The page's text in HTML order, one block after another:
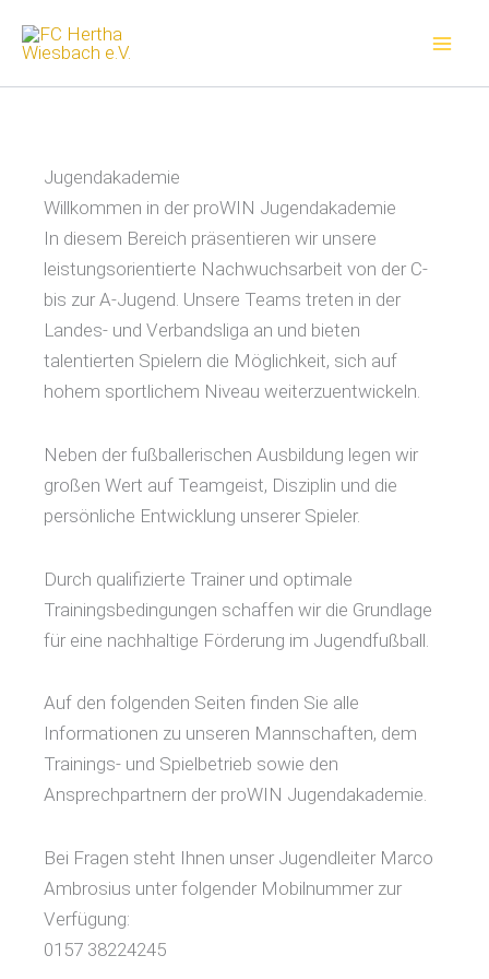
Inhalt
Jugendakademie
Willkommen in der proWIN Jugendakademie
In diesem Bereich präsentieren wir unsere
leistungsorientierte Nachwuchsarbeit von der C-
bis zur A-Jugend. Unsere Teams treten in der
Landes- und Verbandsliga an und bieten
talentierten Spielern die Möglichkeit, sich auf
hohem sportlichem Niveau weiterzuentwickeln.
Neben der fußballerischen Ausbildung legen wir
großen Wert auf Teamgeist, Disziplin und die
persönliche Entwicklung unserer Spieler.
Durch qualifizierte Trainer und optimale
Trainingsbedingungen schaffen wir die Grundlage
für eine nachhaltige Förderung im Jugendfußball.
Auf den folgenden Seiten finden Sie alle
Informationen zu unseren Mannschaften, dem
Trainings- und Spielbetrieb sowie den
Ansprechpartnern der proWIN Jugendakademie.
Bei Fragen steht Ihnen unser Jugendleiter Marco
Ambrosius unter folgender Mobilnummer zur
Verfügung:
0157 38224245